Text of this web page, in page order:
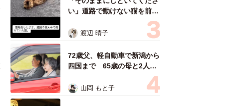
い」道路で動けない猫を前に
返された一言… 懸命に生き
ようとした4日間 「命の重
さはみんな同じ」保護団体代
表の訴え
渡辺 晴子
72歳父、軽自動車で新潟から
四国まで 65歳の母と2人で
3泊4日の旅 パーキングの休
憩まで分刻み… 「大学生で
も組まねえよ！」
山岡 もと子